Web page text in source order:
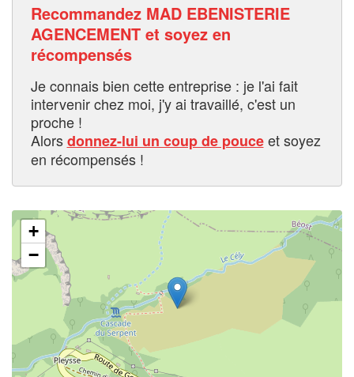
Recommandez MAD EBENISTERIE
AGENCEMENT et soyez en
récompensés
Je connais bien cette entreprise : je l'ai fait
intervenir chez moi, j'y ai travaillé, c'est un
proche !
Alorsdonnez-lui un coup de pouceet soyez
en récompensés !
+
−